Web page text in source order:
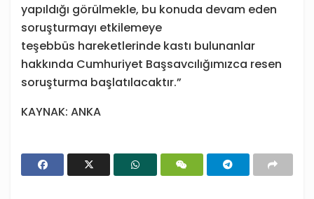
yapıldığı görülmekle, bu konuda devam eden
soruşturmayı etkilemeye
teşebbüs hareketlerinde kastı bulunanlar
hakkında Cumhuriyet Başsavcılığımızca resen
soruşturma başlatılacaktır.”
KAYNAK: ANKA